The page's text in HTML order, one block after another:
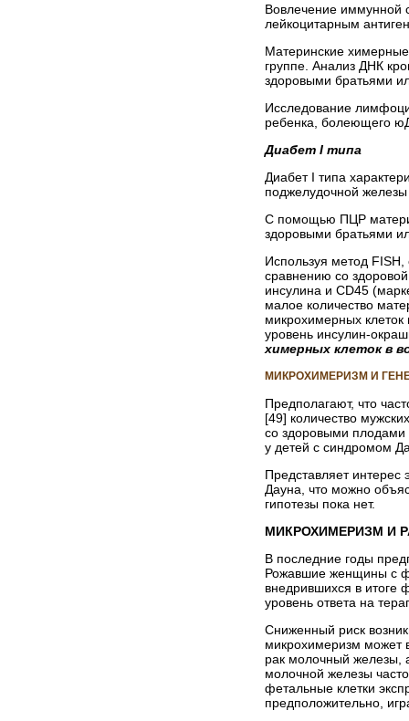
Вовлечение иммунной
лейкоцитарным
Материнские
группе. Анализ ДНК
здоровыми братьями
Исследование
ребенка, болеющего
Диабет I типа
Диабет I типа
поджелудочной
С помощью ПЦР
здоровыми братьями
Используя метод
сравнению со
инсулина и CD45
малое количество
микрохимерных
уровень инсулин-
химерных клеток в
МИКРОХИМЕРИЗМ И
Предполагают, что
[49] количество
со здоровыми плодами
у детей с синдромом
Представляет
Дауна, что можно
гипотезы пока нет.
МИКРОХИМЕРИЗМ И
В последние годы
Рожавшие женщины с
внедрившихся в итоге
уровень ответа на
Сниженный риск
микрохимеризм может
рак молочный железы,
молочной железы
фетальные клетки
предположительно,